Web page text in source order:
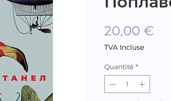
20,00 €
TVA Incluse
Quantité *